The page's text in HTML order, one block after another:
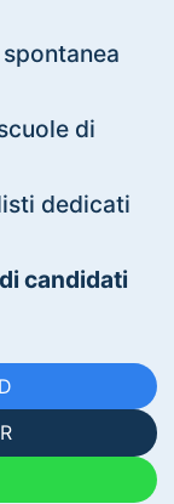
di
dedicati
candidati